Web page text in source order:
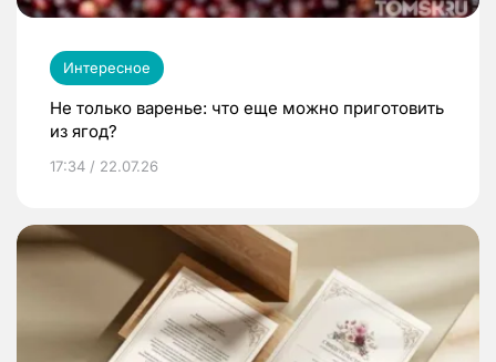
Интересное
Не только варенье: что еще можно приготовить
из ягод?
17:34 / 22.07.26